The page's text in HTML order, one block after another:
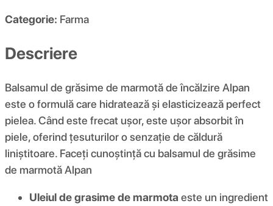
Categorie: Farma
Descriere
Balsamul de grăsime de marmotă de încălzire Alpan
este o formulă care hidratează și elasticizează perfect
pielea. Când este frecat ușor, este ușor absorbit în
piele, oferind țesuturilor o senzație de căldură
liniștitoare. Faceți cunoștință cu balsamul de grăsime
de marmotă Alpan
Uleiul de grasime de marmota este un ingredient